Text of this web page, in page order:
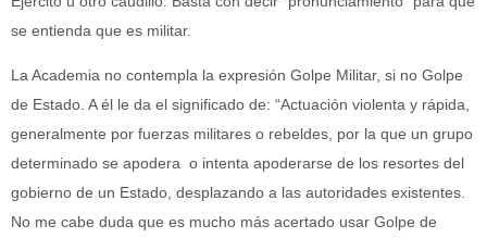
se entienda que es militar.
La Academia no contempla la expresión Golpe Militar, si no Golpe
de Estado. A él le da el significado de: “Actuación violenta y rápida,
generalmente por fuerzas militares o rebeldes, por la que un grupo
determinado se apodera o intenta apoderarse de los resortes del
gobierno de un Estado, desplazando a las autoridades existentes.
No me cabe duda que es mucho más acertado usar Golpe de